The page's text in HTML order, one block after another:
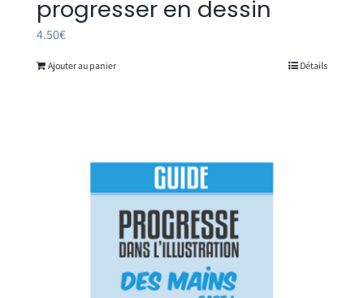
progresser en dessin
4.50€
Ajouter au panier Détails